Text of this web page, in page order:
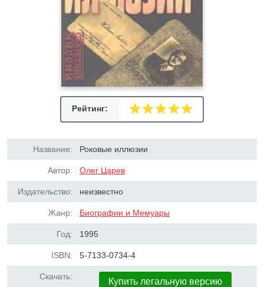
Рейтинг:
Название: Роковые иллюзии
Автор: Олег Царев
Издательство: неизвестно
Жанр: Биографии и Мемуары
Год: 1995
ISBN: 5-7133-0734-4
Скачать: Купить легальную версию